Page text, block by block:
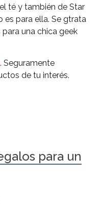
té y también de Star
es para ella. Se gtrata
una chica geek
. Seguramente
de tu interés.
para un